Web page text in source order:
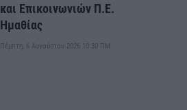
και Επικοινωνιών Π.Ε.
Ημαθίας
Πέμπτη, 6 Αυγούστου 2026 10:30 ΠΜ